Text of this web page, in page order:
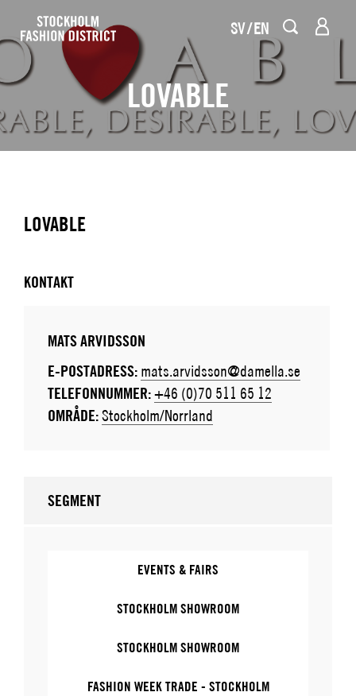
SV EN
LOVABLE
LOVABLE
KONTAKT
MATS ARVIDSSON
E-POSTADRESS: mats.arvidsson@damella.se
TELEFONNUMMER:+46 (0)70 511 65 12
OMRÅDE:Stockholm/Norrland
SEGMENT
EVENTS & FAIRS
STOCKHOLM SHOWROOM
STOCKHOLM SHOWROOM
FASHION WEEK TRADE - STOCKHOLM